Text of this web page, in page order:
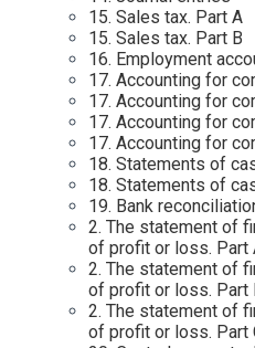
15. Sales tax. Part A
15. Sales tax. Part B
16. Employment
17. Accounting for
17. Accounting for
17. Accounting for
17. Accounting for
18. Statements of
18. Statements of
19. Bank
2. The statement of
of profit or loss. Part
2. The statement of
of profit or loss. Part
2. The statement of
of profit or loss. Part